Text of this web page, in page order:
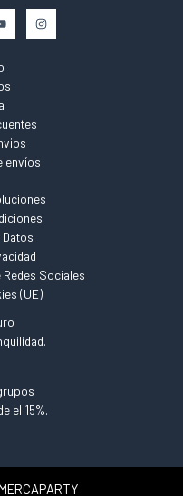
envíos
Redes Sociales
(UE)
el 15%.